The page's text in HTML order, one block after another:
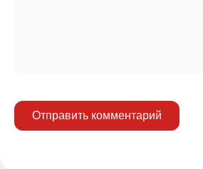
Отправить комментарий